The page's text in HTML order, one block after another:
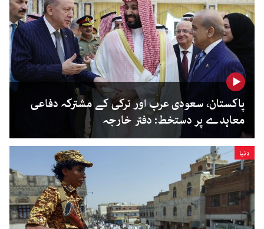
پاکستان، سعودی عرب اور ترکی کے مشترکہ دفاعی
معاہدے پر دستخط: دفتر خارجہ
دنیا